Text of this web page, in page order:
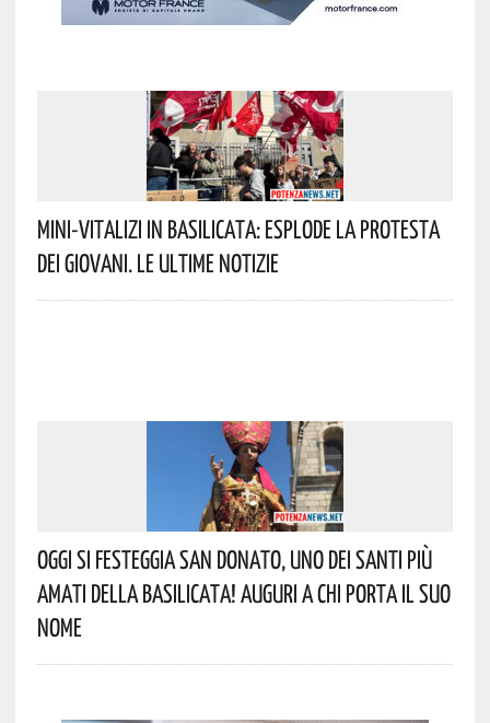
Mini-Vitalizi In Basilicata: Esplode La Protesta
Dei Giovani. Le Ultime Notizie
Oggi Si Festeggia San Donato, Uno Dei Santi Più
Amati Della Basilicata! Auguri A Chi Porta Il Suo
Nome